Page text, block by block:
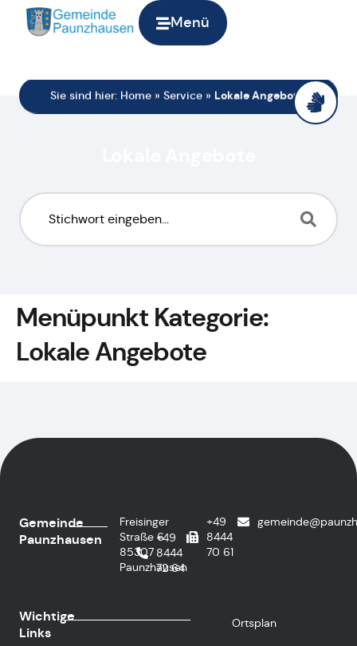
Menü
Sie sind hier: Home » Service » Lokale Angebote
Menüpunkt Kategorie:
Lokale Angebote
Gemeinde
Paunzhausen
Freisinger
Straße 6
85307
Paunzhausen
+49
8444
72 64
+49
8444
70 61
Wichtige
Links
Ortsplan